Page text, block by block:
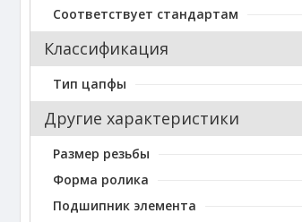
Соответствует стандартам
Классификация
Тип цапфы
Другие характеристики
Размер резьбы
Форма ролика
Подшипник элемента